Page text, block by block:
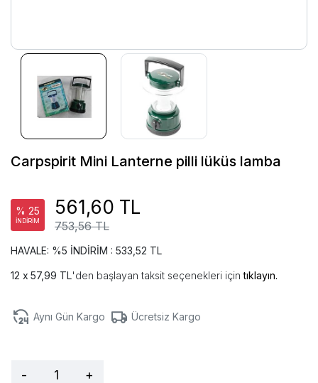
Carpspirit Mini Lanterne pilli lüküs lamba
% 25
İNDİRİM 753,56 TL
561,60 TL
HAVALE: %5 İNDİRİM : 533,52 TL
57,99 TL'den başlayan taksit seçenekleri içintıklayın.
Aynı Gün Kargo Ücretsiz Kargo
- +